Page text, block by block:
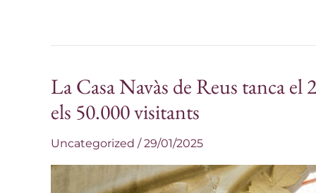
La Casa Navàs de Reus tanca
els 50.000 visitants
Uncategorized /29/01/2025
La
Casa
Navàs
de
Reus
tanca